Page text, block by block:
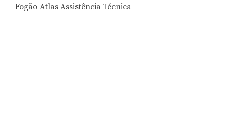
Fogão Atlas Assistência Técnica